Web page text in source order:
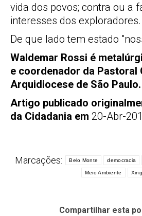
vida dos povos; contra ou a
interesses dos exploradores.
De que lado tem estado
Waldemar Rossi é
e coordenador da Pastoral
Arquidiocese de São Paulo.
Artigo publicado
da Cidadania em 20-Abr-
Marcações: Belo Monte democracia
Meio Ambiente
Compartilhar esta